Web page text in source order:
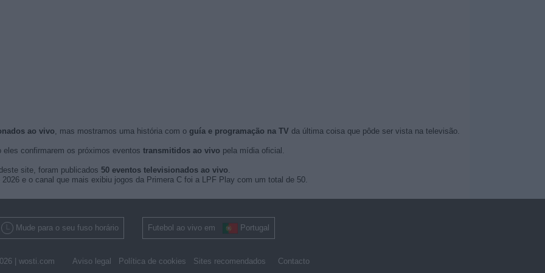
ao vivo, mas mostramos uma história com o guía e programação na TV da última coisa que pôde ser vista na televisão.
eles confirmarem os próximos eventos transmitidos ao vivo pela mídia oficial.
site, foram publicados 50 eventos televisionados ao vivo.
e o canal que mais exibiu jogos da Primera C foi a LPF Play com um total de 50.
Mude para o seu fuso horário Futebol ao vivo em Portugal
| wosti.com Aviso legal Política de cookies Sites recomendados Contacto